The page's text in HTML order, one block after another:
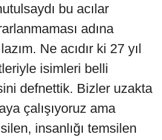
bu acılar
adına
Ne acıdır ki 27 yıl
isimleri belli
defnettik. Bizler uzakta
çalışıyoruz ama
insanlığı temsilen